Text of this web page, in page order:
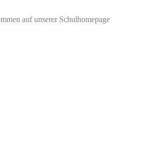
auf unserer Schulhomepage